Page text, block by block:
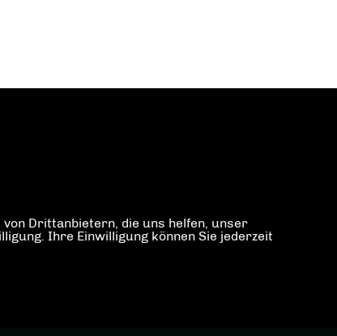
Drittanbietern, die uns helfen, unser
Ihre Einwilligung können Sie jederzeit